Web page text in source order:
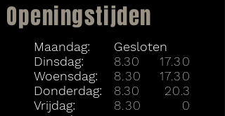
Openingstijden
Maandag:
Dinsdag:
Woensdag:
Donderdag:
Vrijdag:
Gesloten
8.30
8.30
8.30
8.30
17.30
17.30
20.3
0